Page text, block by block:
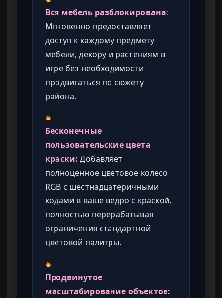
Вся мебель разблокирована:
Мгновенно предоставляет
доступ к каждому предмету
мебели, декору и растениям в
игре без необходимости
продвигаться по сюжету
района.
Бесконечные
пользовательские цвета
краски: Добавляет
полноценное цветовое колесо
RGB с шестнадцатеричными
кодами в ваше ведро с краской,
полностью перерабатывая
ограничения стандартной
цветовой палитры.
Продвинутое
масштабирование объектов: